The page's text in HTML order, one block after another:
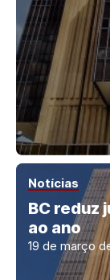
Notícias
BC reduz
ao ano
19 de março